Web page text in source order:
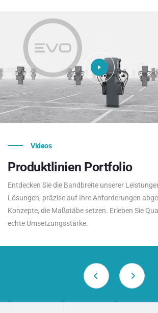
Videos
Produktlinien Portfolio
Entdecken Sie die Bandbreite unserer
Lösungen, präzise auf Ihre Anforderungen
Konzepte, die Maßstäbe setzen. Erleben Sie
echte Umsetzungsstärke.